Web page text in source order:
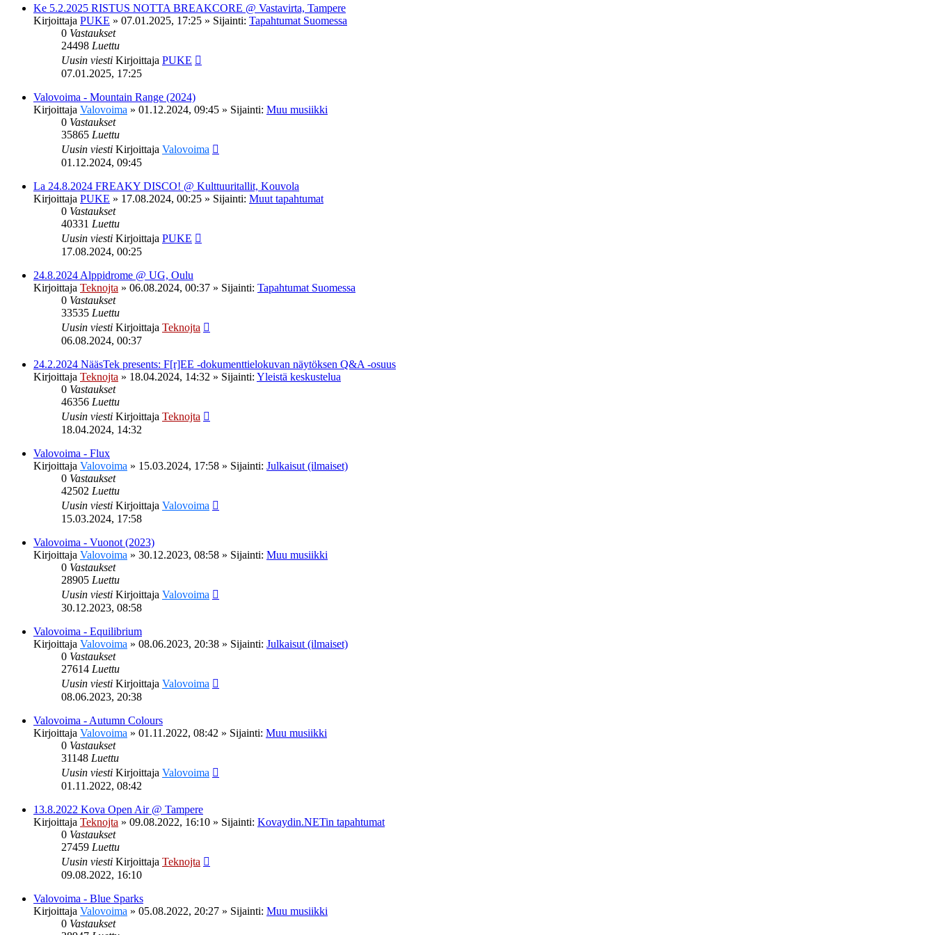
Ke 5.2.2025 RISTUS NOTTA BREAKCORE @ Vastavirta, Tampere
Kirjoittaja PUKE » 07.01.2025, 17:25 » Sijainti: Tapahtumat Suomessa
0 Vastaukset
24498 Luettu
Uusin viesti Kirjoittaja PUKE
07.01.2025, 17:25
Valovoima - Mountain Range (2024)
Kirjoittaja Valovoima » 01.12.2024, 09:45 » Sijainti: Muu musiikki
0 Vastaukset
35865 Luettu
Uusin viesti Kirjoittaja Valovoima
01.12.2024, 09:45
La 24.8.2024 FREAKY DISCO! @ Kulttuuritallit, Kouvola
Kirjoittaja PUKE » 17.08.2024, 00:25 » Sijainti: Muut tapahtumat
0 Vastaukset
40331 Luettu
Uusin viesti Kirjoittaja PUKE
17.08.2024, 00:25
24.8.2024 Alppidrome @ UG, Oulu
Kirjoittaja Teknojta » 06.08.2024, 00:37 » Sijainti: Tapahtumat Suomessa
0 Vastaukset
33535 Luettu
Uusin viesti Kirjoittaja Teknojta
06.08.2024, 00:37
24.2.2024 NääsTek presents: F[r]EE -dokumenttielokuvan näytöksen Q&A -osuus
Kirjoittaja Teknojta » 18.04.2024, 14:32 » Sijainti: Yleistä keskustelua
0 Vastaukset
46356 Luettu
Uusin viesti Kirjoittaja Teknojta
18.04.2024, 14:32
Valovoima - Flux
Kirjoittaja Valovoima » 15.03.2024, 17:58 » Sijainti: Julkaisut (ilmaiset)
0 Vastaukset
42502 Luettu
Uusin viesti Kirjoittaja Valovoima
15.03.2024, 17:58
Valovoima - Vuonot (2023)
Kirjoittaja Valovoima » 30.12.2023, 08:58 » Sijainti: Muu musiikki
0 Vastaukset
28905 Luettu
Uusin viesti Kirjoittaja Valovoima
30.12.2023, 08:58
Valovoima - Equilibrium
Kirjoittaja Valovoima » 08.06.2023, 20:38 » Sijainti: Julkaisut (ilmaiset)
0 Vastaukset
27614 Luettu
Uusin viesti Kirjoittaja Valovoima
08.06.2023, 20:38
Valovoima - Autumn Colours
Kirjoittaja Valovoima » 01.11.2022, 08:42 » Sijainti: Muu musiikki
0 Vastaukset
31148 Luettu
Uusin viesti Kirjoittaja Valovoima
01.11.2022, 08:42
13.8.2022 Kova Open Air @ Tampere
Kirjoittaja Teknojta » 09.08.2022, 16:10 » Sijainti: Kovaydin.NETin tapahtumat
0 Vastaukset
27459 Luettu
Uusin viesti Kirjoittaja Teknojta
09.08.2022, 16:10
Valovoima - Blue Sparks
Kirjoittaja Valovoima » 05.08.2022, 20:27 » Sijainti: Muu musiikki
0 Vastaukset